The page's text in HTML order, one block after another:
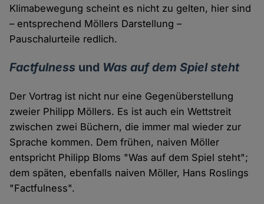
Klimabewegung scheint es nicht zu gelten, hier sind
– entsprechend Möllers Darstellung –
Pauschalurteile redlich.
Factfulness und Was auf dem Spiel steht
Der Vortrag ist nicht nur eine Gegenüberstellung
zweier Philipp Möllers. Es ist auch ein Wettstreit
zwischen zwei Büchern, die immer mal wieder zur
Sprache kommen. Dem frühen, naiven Möller
entspricht Philipp Bloms "Was auf dem Spiel steht";
dem späten, ebenfalls naiven Möller, Hans Roslings
"Factfulness".